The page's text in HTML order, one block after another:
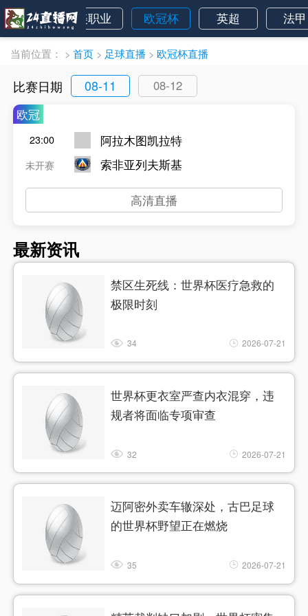
欧洲杯 美职业 欧冠杯 英超 法甲
当前位置： > 首页 > 足球直播 > 欧冠杯直播
比赛日期 08-11
08-12
欧冠
23:00
未开赛
阿拉木图凯拉特
索非亚列夫斯基
高清直播
最新资讯
禁区生死线：世界杯医疗急救的
极限时刻
34 2026-07-21
世界杯更衣室严查内衣混穿，违
规者将面临专项审查
32 2026-07-21
迈阿密外卖车辙深处，古巴足球
的世界杯野望正在燃烧
35 2026-07-21